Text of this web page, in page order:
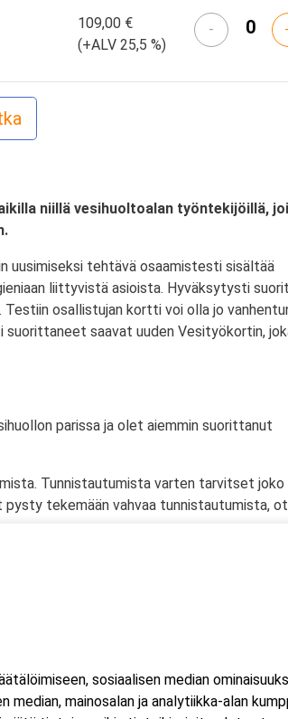
109,00 €
(+ALV 25,5 %)
-
niillä vesihuoltoalan työntekijöillä,
tehtävä osaamistesti sisältää
liittyvistä asioista. Hyväksytysti
osallistujan kortti voi olla jo
suorittaneet saavat uuden Vesityökortin,
parissa ja olet aiemmin suorittanut
Tunnistautumista varten tarvitset joko
tekemään vahvaa tunnistautumista,
sosiaalisen median
median, mainosalan ja analytiikka-alan